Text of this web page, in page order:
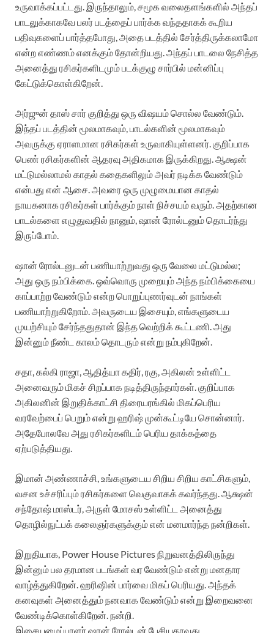
உருவாக்கப்பட்டது. இருந்தாலும், சமூக வலைதளங்களில் அந்தப்
பாடலுக்காகவே பலர் படத்தைப் பார்க்க வந்ததாகக் கூறிய
பதிவுகளைப் பார்த்தபோது, அதை படத்தில் சேர்த்திருக்கலாமோ
என்ற எண்ணம் எனக்கும் தோன்றியது. அந்தப் பாடலை நேசித்த
அனைத்து ரசிகர்களிடமும் படக்குழு சார்பில் மன்னிப்பு
கேட்டுக்கொள்கிறேன்.
அர்ஜுன் தாஸ் சார் குறித்து ஒரு விஷயம் சொல்ல வேண்டும்.
இந்தப் படத்தின் மூலமாகவும், பாடல்களின் மூலமாகவும்
அவருக்கு ஏராளமான ரசிகர்கள் உருவாகியுள்ளனர். குறிப்பாக
பெண் ரசிகர்களின் ஆதரவு அதிகமாக இருக்கிறது. ஆக்ஷன்
மட்டுமல்லாமல் காதல் கதைகளிலும் அவர் நடிக்க வேண்டும்
என்பது என் ஆசை. அவரை ஒரு முழுமையான காதல்
நாயகனாக ரசிகர்கள் பார்க்கும் நாள் நிச்சயம் வரும். அதற்கான
பாடல்களை எழுதுவதில் நானும், ஷான் ரோல்டனும் தொடர்ந்து
இருப்போம்.
ஷான் ரோல்டனுடன் பணியாற்றுவது ஒரு வேலை மட்டுமல்ல;
அது ஒரு நம்பிக்கை. ஒவ்வொரு முறையும் அந்த நம்பிக்கையை
காப்பாற்ற வேண்டும் என்ற பொறுப்புணர்வுடன் நாங்கள்
பணியாற்றுகிறோம். அவருடைய இசையும், எங்களுடைய
முயற்சியும் சேர்ந்ததுதான் இந்த வெற்றிக் கூட்டணி. அது
இன்னும் நீண்ட காலம் தொடரும் என்று நம்புகிறேன்.
சதா, கல்கி ராஜா, ஆதித்யா கதிர், ரகு, அகிலன் உள்ளிட்ட
அனைவரும் மிகச் சிறப்பாக நடித்திருந்தார்கள். குறிப்பாக
அகிலனின் இறுதிக்காட்சி திரையரங்கில் மிகப்பெரிய
வரவேற்பைப் பெறும் என்று ஹரிஷ் முன்கூட்டியே சொன்னார்.
அதேபோலவே அது ரசிகர்களிடம் பெரிய தாக்கத்தை
ஏற்படுத்தியது.
இமான் அண்ணாச்சி, உங்களுடைய சிறிய சிறிய காட்சிகளும்,
வசன உச்சரிப்பும் ரசிகர்களை வெகுவாகக் கவர்ந்தது. ஆக்ஷன்
சந்தோஷ் மாஸ்டர், அருள் மோசஸ் உள்ளிட்ட அனைத்து
தொழில்நுட்பக் கலைஞர்களுக்கும் என் மனமார்ந்த நன்றிகள்.
இறுதியாக, Power House Pictures நிறுவனத்திலிருந்து
இன்னும் பல தரமான படங்கள் வர வேண்டும் என்று மனதார
வாழ்த்துகிறேன். ஹரிஷின் பார்வை மிகப் பெரியது. அந்தக்
கனவுகள் அனைத்தும் நனவாக வேண்டும் என்று இறைவனை
வேண்டிக்கொள்கிறேன். நன்றி.
இசையமைப்பாளர் ஷான் ரோல்டன் பேசியதாவது..,